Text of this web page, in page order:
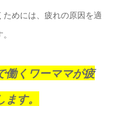
めには、疲れの原因を適
働くワーママが疲
す。